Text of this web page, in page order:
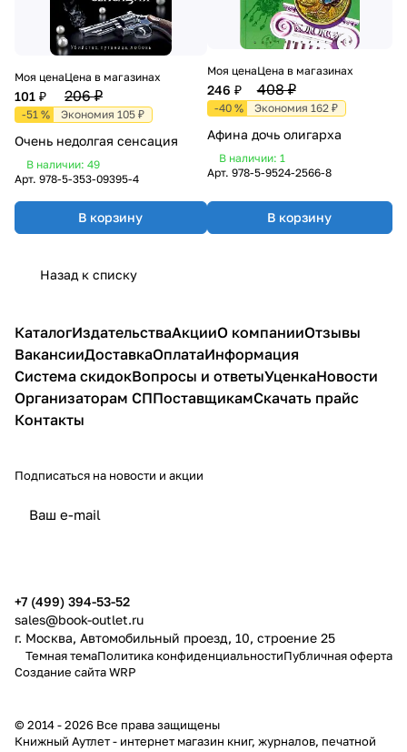
Моя цена
101 ₽
Цена в магазинах
206 ₽
-51 % Экономия 105 ₽
Очень недолгая сенсация
В наличии: 49
Арт. 978-5-353-09395-4
В корзину
Моя цена
246 ₽
Цена в магазинах
408 ₽
-40 % Экономия 162 ₽
Афина дочь олигарха
В наличии: 1
Арт. 978-5-9524-2566-8
В корзину
Назад к списку
КаталогИздательстваАкцииО компанииОтзывы
ВакансииДоставкаОплатаИнформация
Система скидокВопросы и ответыУценкаНовости
Организаторам СППоставщикамСкачать прайс
Контакты
Подписаться на новости и акции
+7 (499) 394-53-52
sales@book-outlet.ru
г. Москва, Автомобильный проезд, 10, строение 25
Темная темаПолитика конфиденциальностиПубличная оферта
Создание сайтаWRP
© 2014 - 2026 Все права защищены
Книжный Аутлет - интернет магазин книг, журналов, печатной